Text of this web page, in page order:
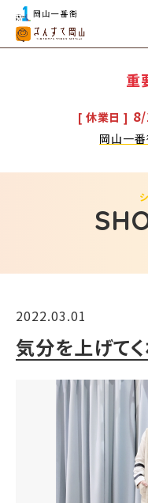
重
[ 休業日 ]
岡山一
2022.03.01
気分を上げてく